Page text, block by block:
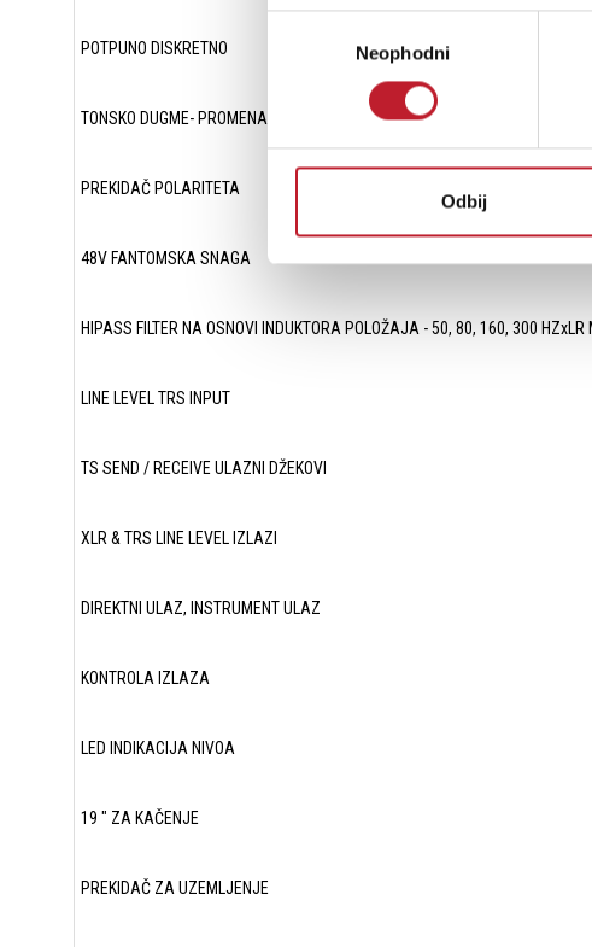
сагласностиNeophodni
Odbij
POTPUNO DISKRETNO
TONSKO DUGME- PROMENA NA ULAZNU IMPEDANSU TRANSFORMATORA
PREKIDAČ POLARITETA
48V FANTOMSKA SNAGA
HIPASS FILTER NA OSNOVI INDUKTORA POLOŽAJA - 50, 80, 160, 300 HZxLR
LINE LEVEL TRS INPUT
TS SEND / RECEIVE ULAZNI DŽEKOVI
XLR & TRS LINE LEVEL IZLAZI
DIREKTNI ULAZ, INSTRUMENT ULAZ
KONTROLA IZLAZA
LED INDIKACIJA NIVOA
19 " ZA KAČENJE
PREKIDAČ ZA UZEMLJENJE